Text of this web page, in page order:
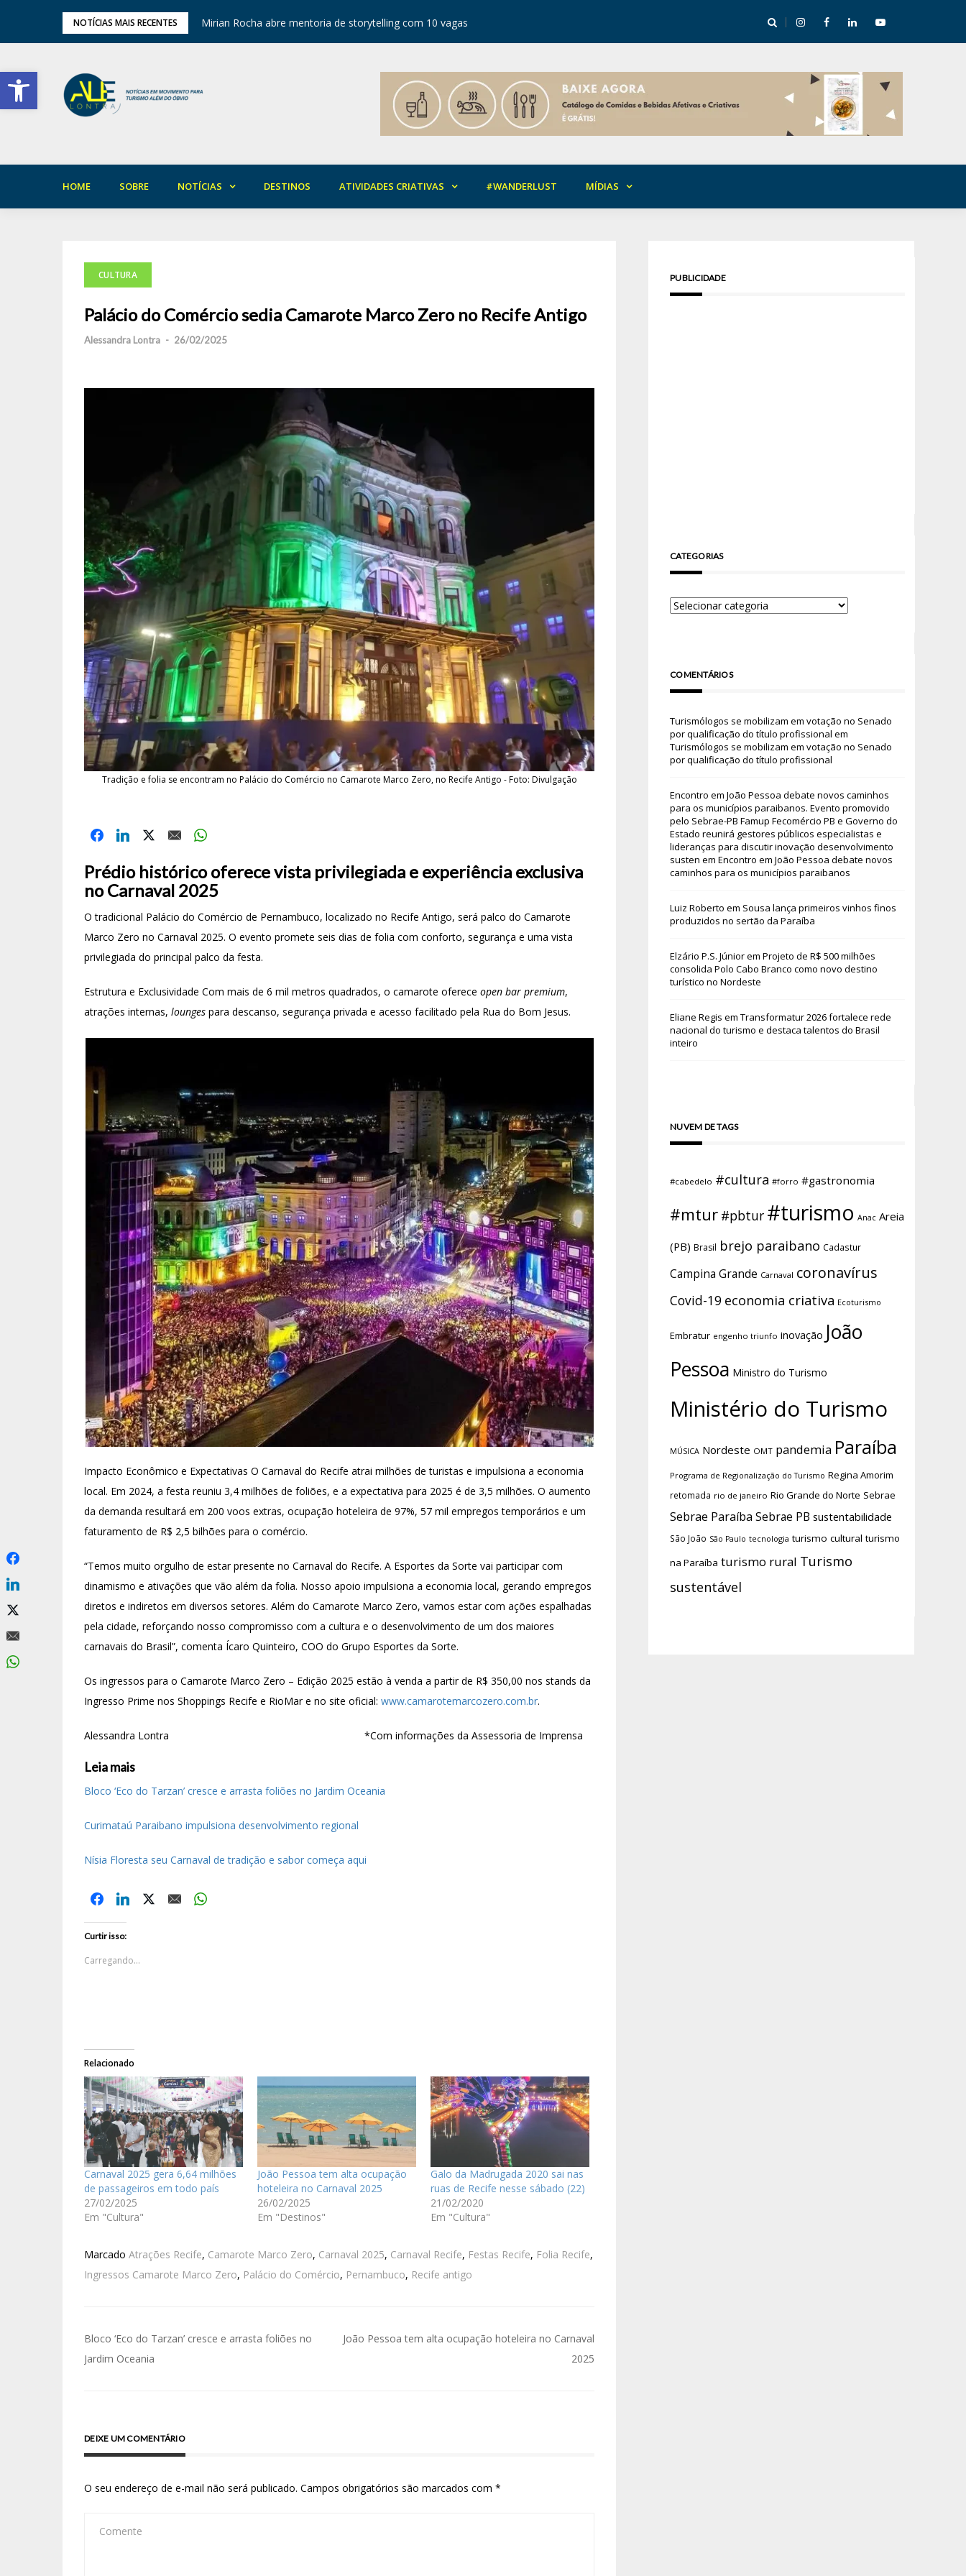
Barra de Ferramentas Aberta
NOTÍCIAS MAIS RECENTES
em Areia Mirian Rocha abre mentoria de storytelling com 10 vagas Festival de Inverno nas Serras abre temporada cultural em Cuité
HOME SOBRE NOTÍCIAS DESTINOS ATIVIDADES CRIATIVAS #WANDERLUST MÍDIAS
CULTURA
Palácio do Comércio sedia Camarote Marco Zero no Recife Antigo
Alessandra Lontra - 26/02/2025
Tradição e folia se encontram no Palácio do Comércio no Camarote Marco Zero, no Recife Antigo - Foto: Divulgação
Prédio histórico oferece vista privilegiada e experiência exclusiva
no Carnaval 2025
O tradicional Palácio do Comércio de Pernambuco, localizado no Recife Antigo, será palco do Camarote
Marco Zero no Carnaval 2025. O evento promete seis dias de folia com conforto, segurança e uma vista
privilegiada do principal palco da festa.
Estrutura e Exclusividade Com mais de 6 mil metros quadrados, o camarote oferece open bar premium,
atrações internas, lounges para descanso, segurança privada e acesso facilitado pela Rua do Bom Jesus.
Impacto Econômico e Expectativas O Carnaval do Recife atrai milhões de turistas e impulsiona a economia
local. Em 2024, a festa reuniu 3,4 milhões de foliões, e a expectativa para 2025 é de 3,5 milhões. O aumento
da demanda resultará em 200 voos extras, ocupação hoteleira de 97%, 57 mil empregos temporários e um
faturamento de R$ 2,5 bilhões para o comércio.
“Temos muito orgulho de estar presente no Carnaval do Recife. A Esportes da Sorte vai participar com
dinamismo e ativações que vão além da folia. Nosso apoio impulsiona a economia local, gerando empregos
diretos e indiretos em diversos setores. Além do Camarote Marco Zero, vamos estar com ações espalhadas
pela cidade, reforçando nosso compromisso com a cultura e o desenvolvimento de um dos maiores
carnavais do Brasil”, comenta Ícaro Quinteiro, COO do Grupo Esportes da Sorte.
Os ingressos para o Camarote Marco Zero – Edição 2025 estão à venda a partir de R$ 350,00 nos stands da
Ingresso Prime nos Shoppings Recife e RioMar e no site oficial: www.camarotemarcozero.com.br.
Alessandra Lontra *Com informações da Assessoria de Imprensa
Leia mais
Bloco ‘Eco do Tarzan’ cresce e arrasta foliões no Jardim Oceania
Curimataú Paraibano impulsiona desenvolvimento regional
Nísia Floresta seu Carnaval de tradição e sabor começa aqui
Curtir isso:
Carregando...
Relacionado
Carnaval 2025 gera 6,64 milhões
de passageiros em todo país
27/02/2025
Em "Cultura"
João Pessoa tem alta ocupação
hoteleira no Carnaval 2025
26/02/2025
Em "Destinos"
Galo da Madrugada 2020 sai nas
ruas de Recife nesse sábado (22)
21/02/2020
Em "Cultura"
Marcado Atrações Recife, Camarote Marco Zero, Carnaval 2025, Carnaval Recife, Festas Recife, Folia Recife,
Ingressos Camarote Marco Zero, Palácio do Comércio, Pernambuco, Recife antigo
Bloco ‘Eco do Tarzan’ cresce e arrasta foliões no
Jardim Oceania
João Pessoa tem alta ocupação hoteleira no Carnaval
2025
DEIXE UM COMENTÁRIO
O seu endereço de e-mail não será publicado. Campos obrigatórios são marcados com *
PUBLICIDADE
CATEGORIAS
COMENTÁRIOS
Turismólogos se mobilizam em votação no Senado
por qualificação do título profissional em
Turismólogos se mobilizam em votação no Senado
por qualificação do título profissional
Encontro em João Pessoa debate novos caminhos
para os municípios paraibanos. Evento promovido
pelo Sebrae-PB Famup Fecomércio PB e Governo do
Estado reunirá gestores públicos especialistas e
lideranças para discutir inovação desenvolvimento
susten em Encontro em João Pessoa debate novos
caminhos para os municípios paraibanos
Luiz Roberto em Sousa lança primeiros vinhos finos
produzidos no sertão da Paraíba
Elzário P.S. Júniorem Projeto de R$ 500 milhões
consolida Polo Cabo Branco como novo destino
turístico no Nordeste
Eliane Regis em Transformatur 2026 fortalece rede
nacional do turismo e destaca talentos do Brasil
inteiro
NUVEM DE TAGS
#cabedelo #cultura #forro #gastronomia
#mtur #pbtur #turismo Anac Areia
(PB) Brasil brejo paraibano Cadastur
Campina Grande Carnaval coronavírus
Covid-19 economia criativa Ecoturismo
Embratur engenho triunfo inovação João
Pessoa Ministro do Turismo
Ministério do Turismo
MÚSICA Nordeste OMT pandemia Paraíba
Programa de Regionalização do Turismo Regina Amorim
retomada rio de janeiro Rio Grande do Norte Sebrae
Sebrae Paraíba Sebrae PB sustentabilidade
São João São Paulo tecnologia turismo cultural turismo
na Paraíba turismo rural Turismo
sustentável